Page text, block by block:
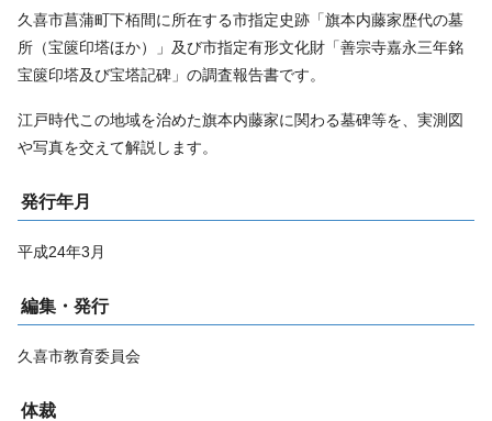
久喜市菖蒲町下栢間に所在する市指定史跡「旗本内藤家歴代の墓
所（宝篋印塔ほか）」及び市指定有形文化財「善宗寺嘉永三年銘
宝篋印塔及び宝塔記碑」の調査報告書です。
江戸時代この地域を治めた旗本内藤家に関わる墓碑等を、実測図
や写真を交えて解説します。
発行年月
平成24年3月
編集・発行
久喜市教育委員会
体裁